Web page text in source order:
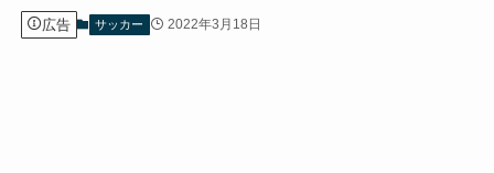
広告 サッカー 2022年3月18日